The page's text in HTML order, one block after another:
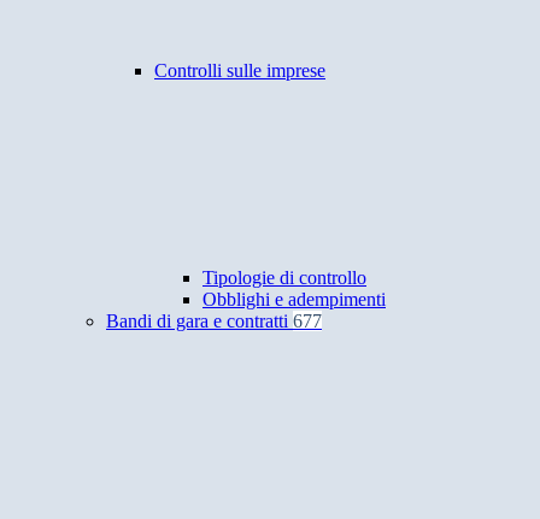
Controlli sulle imprese
Tipologie di controllo
Obblighi e adempimenti
Bandi di gara e contratti 677